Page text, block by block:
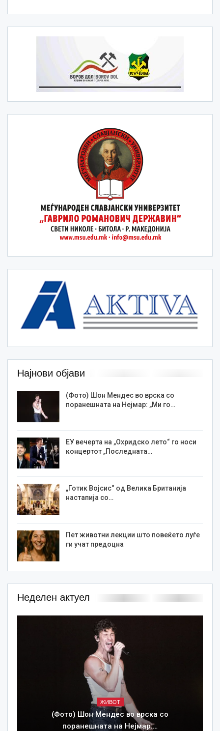
Најнови објави
(Фото) Шон Мендес во врска со
поранешната на Нејмар: „Ми го…
ЕУ вечерта на „Охридско лето“ го носи
концертот „Последната…
„Готик Војсис“ од Велика Британија
настапија со…
Пет животни лекции што повеќето луѓе
ги учат предоцна
Неделен актуел
ЖИВОТ
(Фото) Шон Мендес во врска со
поранешната на Нејмар:…